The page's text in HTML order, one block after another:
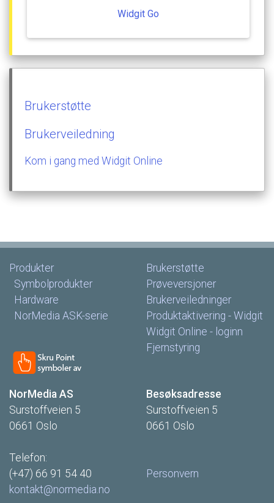
Widgit Go
Brukerstøtte
Brukerveiledning
Kom i gang med Widgit Online
Produkter
Symbolprodukter
Hardware
NorMedia ASK-serie
Brukerstøtte
Prøveversjoner
Brukerveiledninger
Produktaktivering - Widgit
Widgit Online - loginn
Fjernstyring
NorMedia AS
Surstoffveien 5
0661 Oslo
Telefon:
(+47) 66 91 54 40
kontakt@normedia.no
Besøksadresse
Surstoffveien 5
0661 Oslo
Personvern